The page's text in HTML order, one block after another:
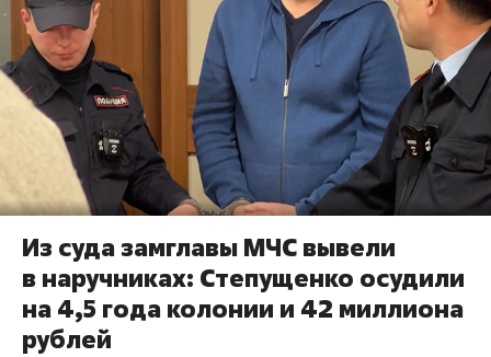
Из суда замглавы МЧС вывели
в наручниках: Степущенко осудили
на 4,5 года колонии и 42 миллиона
рублей